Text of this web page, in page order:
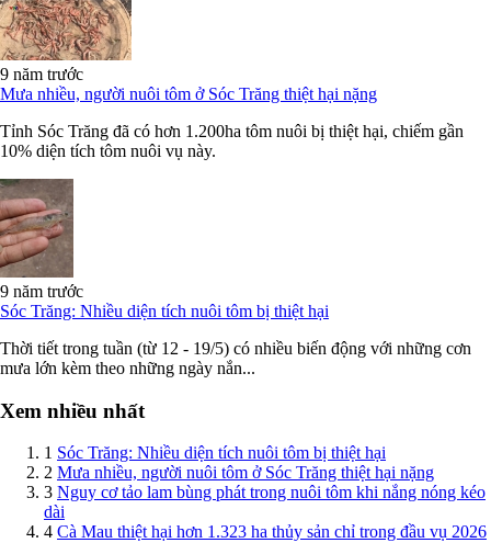
9 năm trước
Mưa nhiều, người nuôi tôm ở Sóc Trăng thiệt hại nặng
Tỉnh Sóc Trăng đã có hơn 1.200ha tôm nuôi bị thiệt hại, chiếm gần
10% diện tích tôm nuôi vụ này.
9 năm trước
Sóc Trăng: Nhiều diện tích nuôi tôm bị thiệt hại
Thời tiết trong tuần (từ 12 - 19/5) có nhiều biến động với những cơn
mưa lớn kèm theo những ngày nắn...
Xem nhiều nhất
1 Sóc Trăng: Nhiều diện tích nuôi tôm bị thiệt hại
2 Mưa nhiều, người nuôi tôm ở Sóc Trăng thiệt hại nặng
3 Nguy cơ tảo lam bùng phát trong nuôi tôm khi nắng nóng kéo
dài
4 Cà Mau thiệt hại hơn 1.323 ha thủy sản chỉ trong đầu vụ 2026